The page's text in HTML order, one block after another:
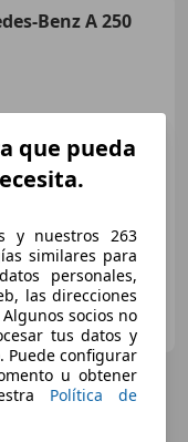
Benz A 250
ofertaque pueda
y nuestros 263
similares para
personales,
las direcciones
socios no
tus datos y
Puede configurar
u obtener
Política de